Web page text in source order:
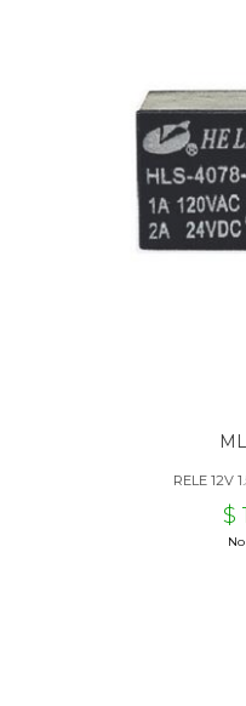
RELE 12V
$